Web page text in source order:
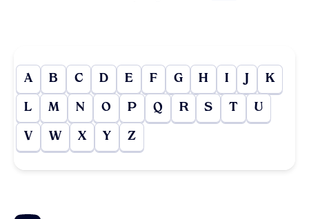
A B C D E F G H I J K
L M N O P Q R S T U
V W X Y Z